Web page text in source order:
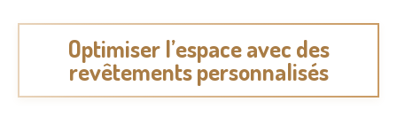
Optimiser l’espace avec des
revêtements personnalisés